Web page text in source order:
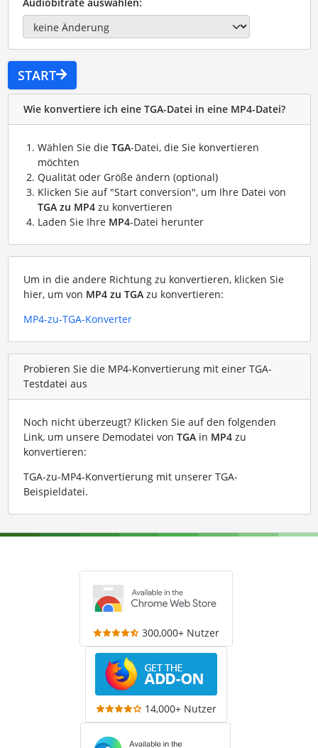
Audiobitrate auswählen:
START
Wie konvertiere ich eine TGA-Datei in eine MP4-Datei?
Wählen Sie die TGA-Datei, die Sie konvertieren
möchten
Qualität oder Größe ändern (optional)
Klicken Sie auf "Start conversion", um Ihre Datei von
TGA zu MP4zu konvertieren
Laden Sie Ihre MP4-Datei herunter
Um in die andere Richtung zu konvertieren, klicken Sie
hier, um von MP4 zu TGAzu konvertieren:
MP4-zu-TGA-Konverter
Probieren Sie die MP4-Konvertierung mit einer TGA-
Testdatei aus
Noch nicht überzeugt? Klicken Sie auf den folgenden
Link, um unsere Demodatei von TGAin MP4zu
konvertieren:
TGA-zu-MP4-Konvertierung mit unserer TGA-
Beispieldatei.
300,000+ Nutzer
14,000+ Nutzer